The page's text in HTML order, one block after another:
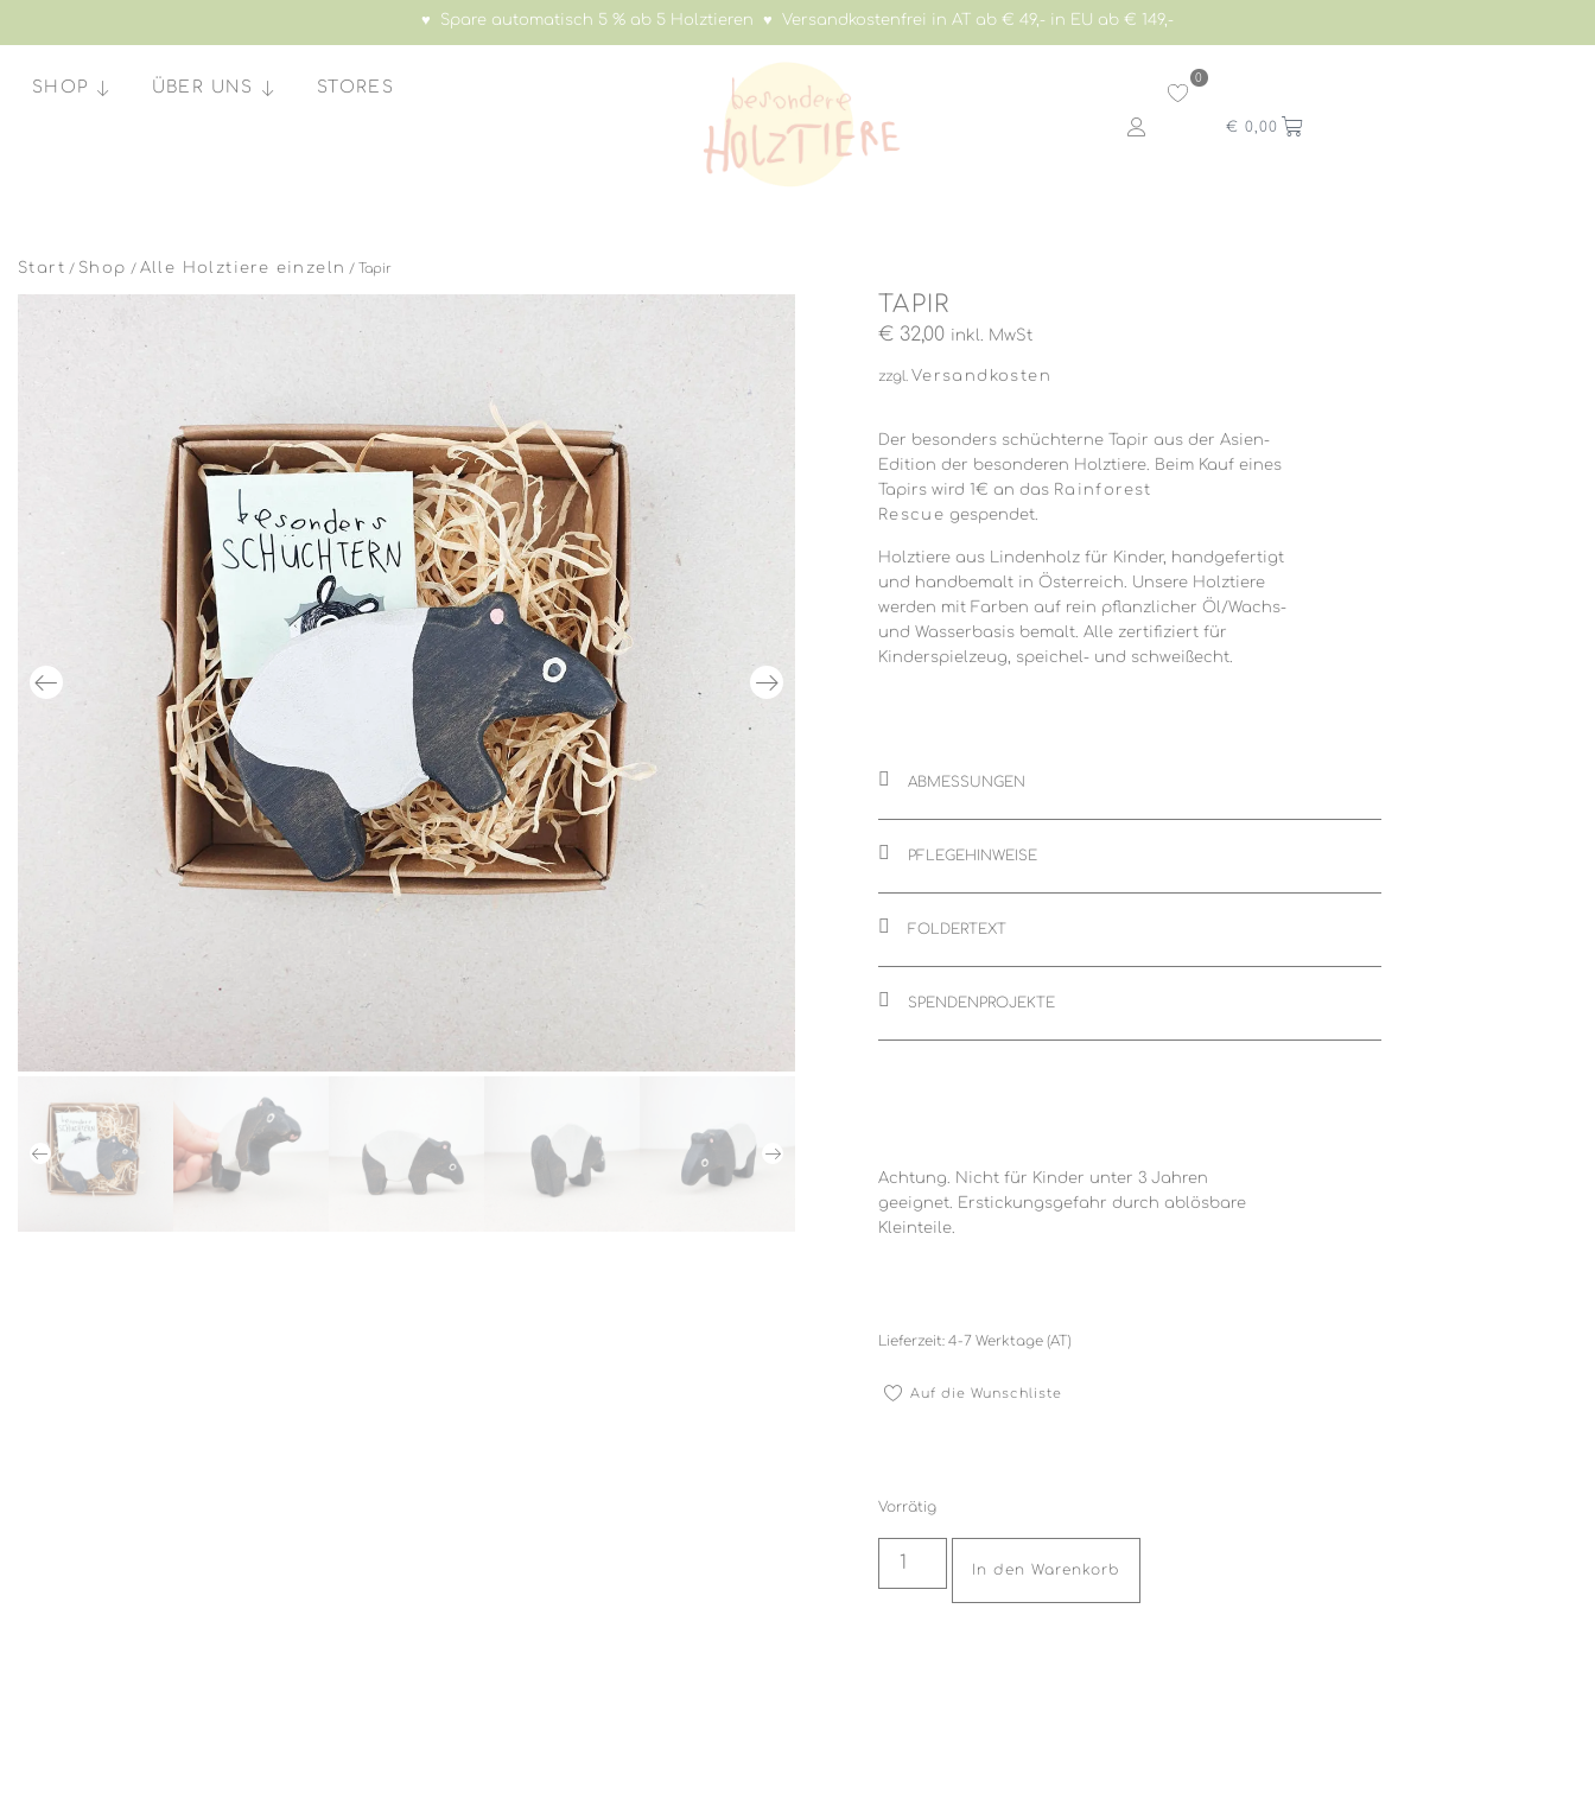
♥ Spare automatisch 5 % ab 5 Holztieren ♥ Versandkostenfrei in AT ab € 49,- in EU ab € 149,-
SHOP ÜBER UNS STORES
0
€ 0,00
Start / Shop / Alle Holztiere einzeln / Tapir
TAPIR
€32,00 inkl. MwSt
zzgl. Versandkosten
Der besonders schüchterne Tapir aus der Asien-
Edition der besonderen Holztiere. Beim Kauf eines
Tapirs wird 1€ an das Rainforest
Rescue gespendet.
Holztiere aus Lindenholz für Kinder, handgefertigt
und handbemalt in Österreich. Unsere Holztiere
werden mit Farben auf rein pflanzlicher Öl/Wachs-
und Wasserbasis bemalt. Alle zertifiziert für
Kinderspielzeug, speichel- und schweißecht.
ABMESSUNGEN
PFLEGEHINWEISE
FOLDERTEXT
SPENDENPROJEKTE
Achtung. Nicht für Kinder unter 3 Jahren
geeignet. Erstickungsgefahr durch ablösbare
Kleinteile.
Lieferzeit: 4-7 Werktage (AT)
Auf die Wunschliste
Vorrätig
In den Warenkorb